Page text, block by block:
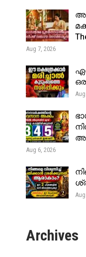
Aug 7, 2026
Aug 6, 2026
Archives